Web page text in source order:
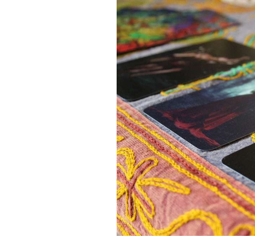
店舗詳細
群馬で当たると評判のタロット占い師
石原玉乙先生について
口コミ
店舗詳細
タロット占いで相談できる具体的な悩
悩み①：近い未来が知りたい悩み
悩み②：相手の気持ちが知りたい悩み
悩み③：選択・決断が必要な悩み
群馬には当たると有名な占い師がいっ